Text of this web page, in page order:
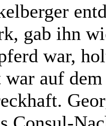
gab ihn
war,
auf